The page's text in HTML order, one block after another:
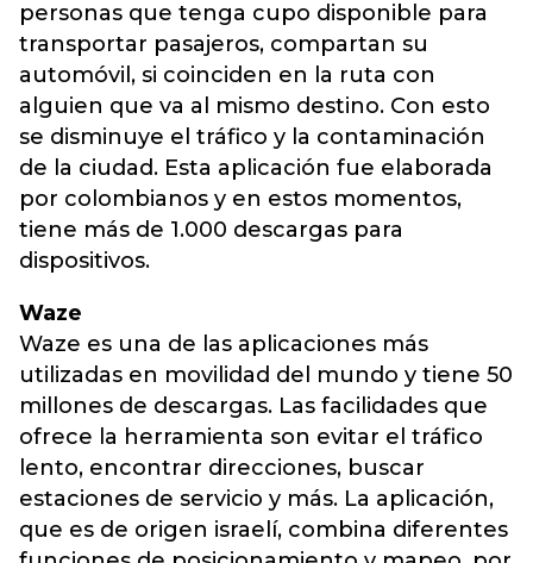
personas que tenga cupo disponible para
transportar pasajeros, compartan su
automóvil, si coinciden en la ruta con
alguien que va al mismo destino. Con esto
se disminuye el tráfico y la contaminación
de la ciudad. Esta aplicación fue elaborada
por colombianos y en estos momentos,
tiene más de 1.000 descargas para
dispositivos.
Waze
Waze es una de las aplicaciones más
utilizadas en movilidad del mundo y tiene 50
millones de descargas. Las facilidades que
ofrece la herramienta son evitar el tráfico
lento, encontrar direcciones, buscar
estaciones de servicio y más. La aplicación,
que es de origen israelí, combina diferentes